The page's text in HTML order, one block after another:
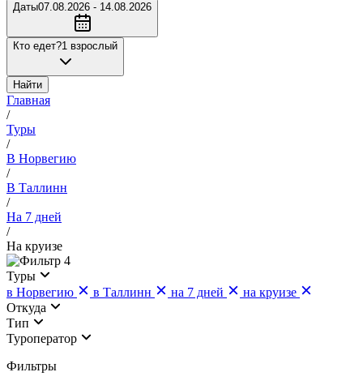
Даты07.08.2026 - 14.08.2026
Кто едет?1 взрослый
Найти
Главная
/
Туры
/
В Норвегию
/
В Таллинн
/
На 7 дней
/
На круизе
4
Туры
в Норвегию
в Таллинн на 7 дней
на круизе
Откуда
Тип
Туроператор
Фильтры